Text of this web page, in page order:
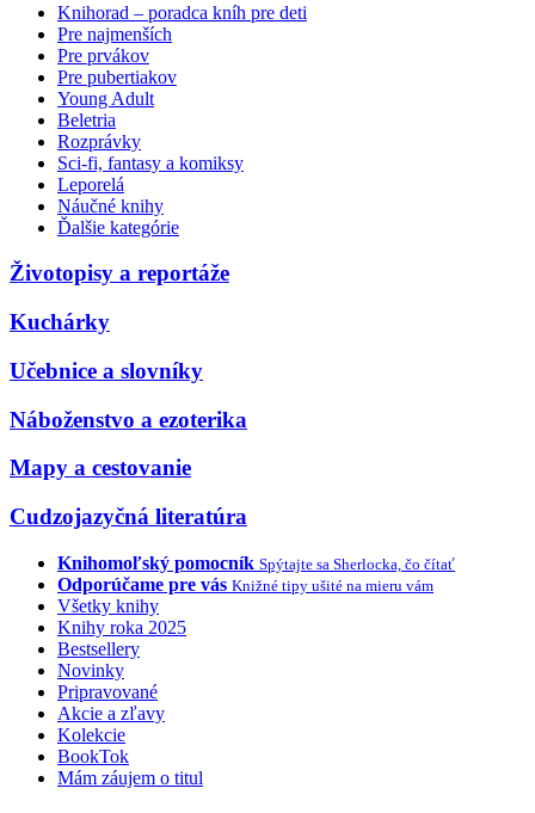
Knihorad – poradca kníh pre deti
Pre najmenších
Pre prvákov
Pre pubertiakov
Young Adult
Beletria
Rozprávky
Sci-fi, fantasy a komiksy
Leporelá
Náučné knihy
Ďalšie kategórie
Životopisy a reportáže
Kuchárky
Učebnice a slovníky
Náboženstvo a ezoterika
Mapy a cestovanie
Cudzojazyčná literatúra
Knihomoľský pomocník Spýtajte sa Sherlocka, čo čítať
Odporúčame pre vás Knižné tipy ušité na mieru vám
Všetky knihy
Knihy roka 2025
Bestsellery
Novinky
Pripravované
Akcie a zľavy
Kolekcie
BookTok
Mám záujem o titul